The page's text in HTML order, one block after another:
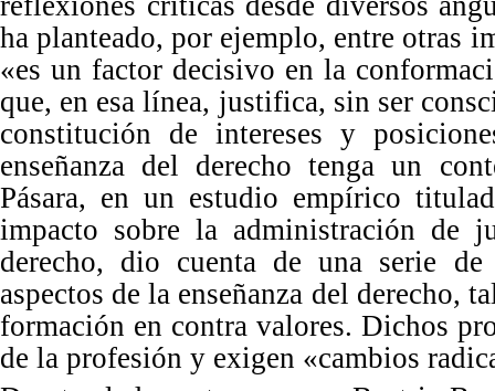
ha planteado, por ejemplo, entre otras
«es un factor decisivo en la
que, en esa línea, justifica, sin ser
constitución de intereses y
enseñanza del derecho tenga un
Pásara, en un estudio empírico
impacto sobre la administración de
derecho, dio cuenta de una serie
aspectos de la enseñanza del derecho,
formación en contra valores. Dichos
de la profesión y exigen «cambios